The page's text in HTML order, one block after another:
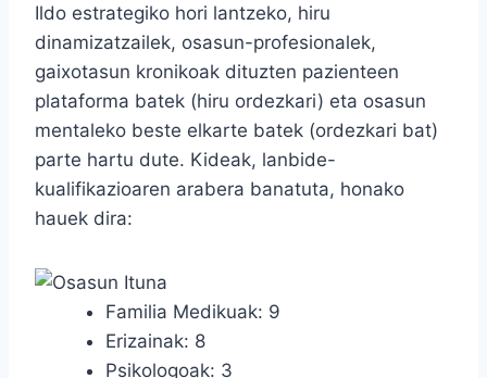
Ildo estrategiko hori lantzeko, hiru
dinamizatzailek, osasun-profesionalek,
gaixotasun kronikoak dituzten pazienteen
plataforma batek (hiru ordezkari) eta osasun
mentaleko beste elkarte batek (ordezkari bat)
parte hartu dute. Kideak, lanbide-
kualifikazioaren arabera banatuta, honako
hauek dira:
Familia Medikuak: 9
Erizainak: 8
Psikologoak: 3